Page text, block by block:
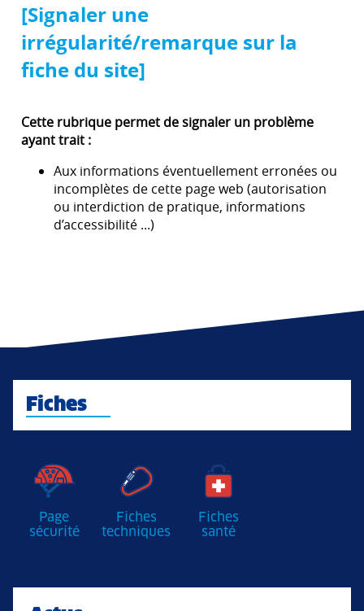
[Signaler une
irrégularité/remarque sur la
fiche du site]
Cette rubrique permet de signaler un problème
ayant trait :
Aux informations éventuellement erronées ou
incomplètes de cette page web (autorisation
ou interdiction de pratique, informations
d’accessibilité ...)
Fiches
Page
sécurité
Fiches
techniques
Fiches
santé